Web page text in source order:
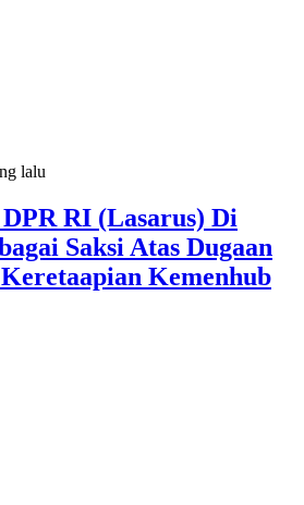
lalu
RI (Lasarus) Di
Saksi Atas Dugaan
Kemenhub